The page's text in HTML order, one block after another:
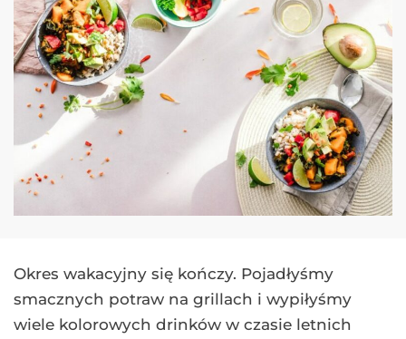
Okres wakacyjny się kończy. Pojadłyśmy
smacznych potraw na grillach i wypiłyśmy
wiele kolorowych drinków w czasie letnich